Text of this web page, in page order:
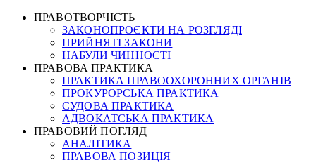
ПРАВОТВОРЧІСТЬ
ЗАКОНОПРОЄКТИ НА РОЗГЛЯДІ
ПРИЙНЯТІ ЗАКОНИ
НАБУЛИ ЧИННОСТІ
ПРАВОВА ПРАКТИКА
ПРАКТИКА ПРАВООХОРОННИХ ОРГАНІВ
ПРОКУРОРСЬКА ПРАКТИКА
СУДОВА ПРАКТИКА
АДВОКАТСЬКА ПРАКТИКА
ПРАВОВИЙ ПОГЛЯД
АНАЛІТИКА
ПРАВОВА ПОЗИЦІЯ